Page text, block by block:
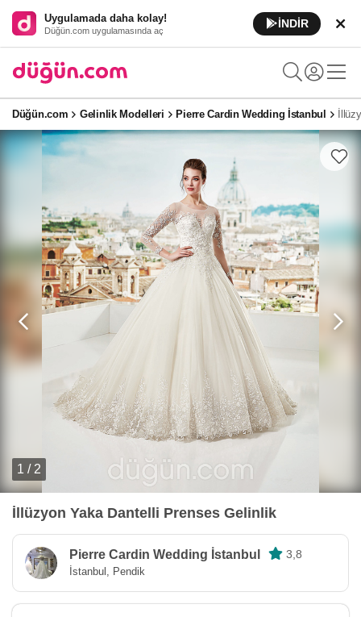
Uygulamada daha kolay!
Düğün.com uygulamasında aç
İNDİR
Düğün.com Gelinlik Modelleri Pierre Cardin Wedding İstanbul
1 / 2
İllüzyon Yaka Dantelli Prenses Gelinlik
Pierre Cardin Wedding İstanbul 3,8
İstanbul, Pendik